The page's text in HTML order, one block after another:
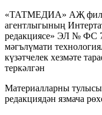
«ТАТМЕДИА» АҖ
агентлыгының
редакциясе» ЭЛ № ФС
мәгълүмати
күзәтчелек хезмәте
теркәлгән
Материалларны
редакциядән язмача